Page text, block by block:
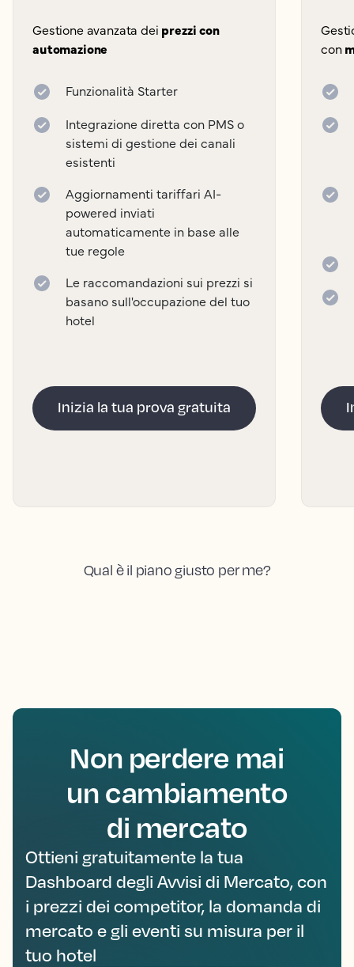
Gestione avanzata dei prezzi con
automazione
Funzionalità Starter
Integrazione diretta con PMS o
sistemi di gestione dei canali
esistenti
Aggiornamenti tariffari AI-
powered inviati
automaticamente in base alle
tue regole
Le raccomandazioni sui prezzi si
basano sull'occupazione del tuo
hotel
Inizia la tua prova gratuita
con
Qual è il piano giusto per me?
Non perdere mai
un cambiamento
di mercato
Ottieni gratuitamente la tua
Dashboard degli Avvisi di Mercato, con
i prezzi dei competitor, la domanda di
mercato e gli eventi su misura per il
tuo hotel